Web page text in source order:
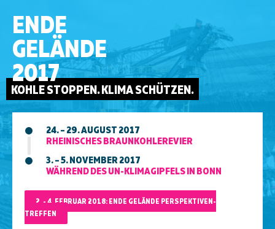
ENDE
GELÄNDE
2017
KOHLE STOPPEN. KLIMA SCHÜTZEN.
24. – 29. AUGUST 2017
RHEINISCHES BRAUNKOHLEREVIER
3. – 5. NOVEMBER 2017
WÄHREND DES UN-KLIMAGIPFELS IN BONN
2. - 4. FEBRUAR 2018: ENDE GELÄNDE PERSPEKTIVEN-
TREFFEN